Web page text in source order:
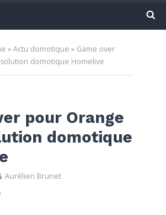
»Actu domotique » Game over
domotique Homelive
pour Orange
domotique
Aurélien Brunet